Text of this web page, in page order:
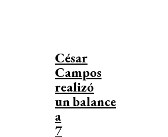
César
Campos
realizó
un balance
a
7